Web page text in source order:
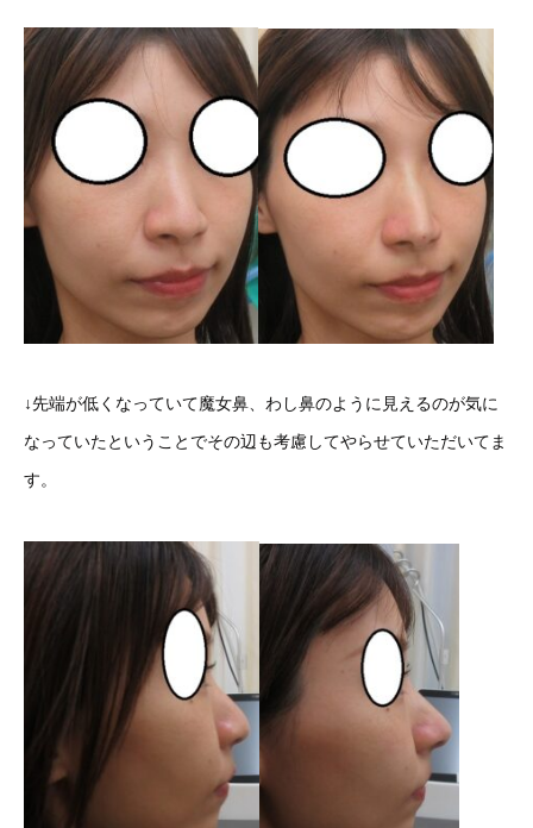
↓先端が低くなっていて魔女鼻、わし鼻のように見えるのが気に
なっていたということでその辺も考慮してやらせていただいてま
す。